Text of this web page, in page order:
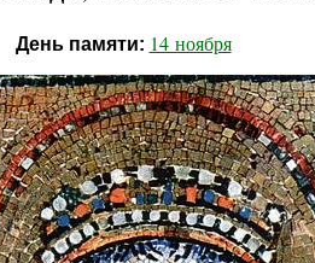
День памяти: 14 ноября